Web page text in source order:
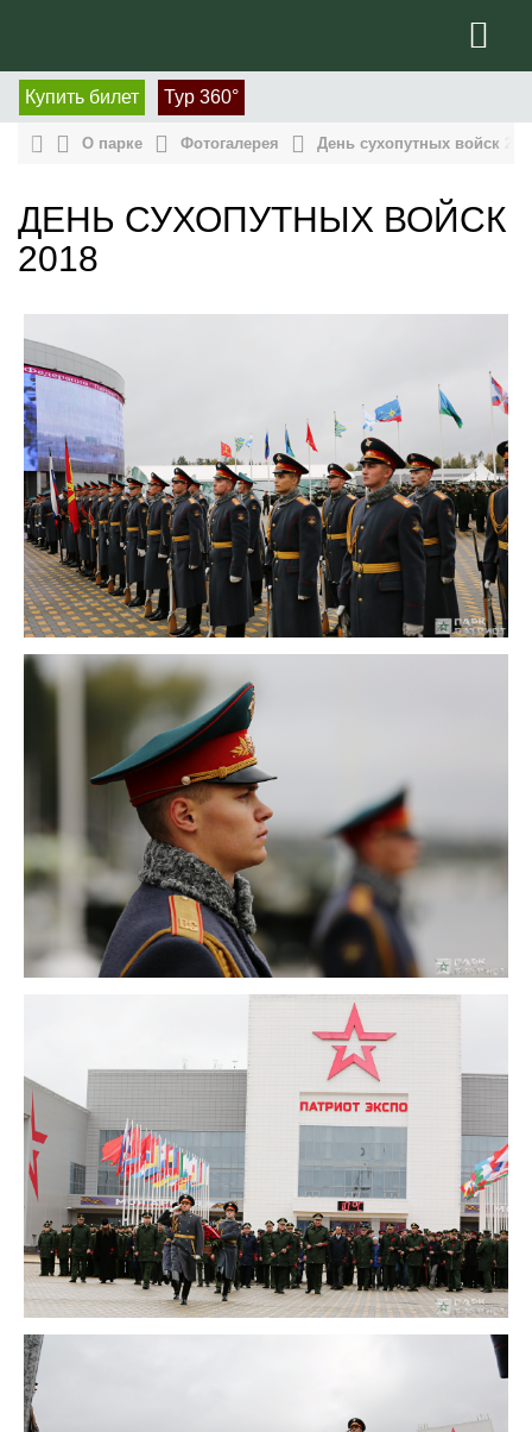
Купить билет Тур 360°
О парке Фотогалерея День сухопутных войск
ДЕНЬ СУХОПУТНЫХ ВОЙСК
2018